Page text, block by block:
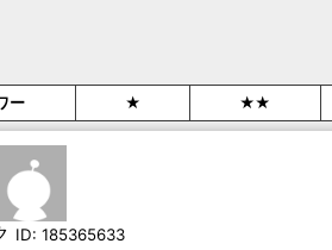
ー ★ ★★
ID: 185365633